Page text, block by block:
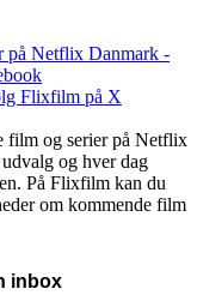
på Netflix Danmark -
film og serier på Netflix
og hver dag
På Flixfilm kan du
om kommende film
inbox